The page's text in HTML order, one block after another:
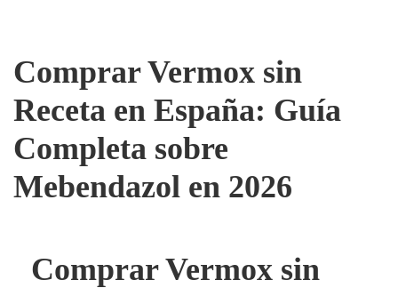
Comprar Vermox sin
Receta en España: Guía
Completa sobre
Mebendazol en 2026
Comprar Vermox sin